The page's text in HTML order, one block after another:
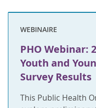
WEBINAIRE
PHO Webinar:
Youth and
Survey Results
This Public Health